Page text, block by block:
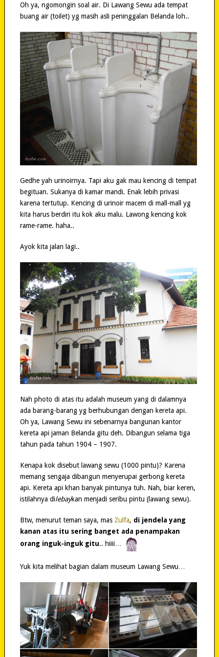
Oh ya, ngomongin soal air. Di Lawang Sewu ada tempat
buang air (toilet) yg masih asli peninggalan Belanda loh..
Gedhe yah urinoirnya. Tapi aku gak mau kencing di tempat
begituan. Sukanya di kamar mandi. Enak lebih privasi
karena tertutup. Kencing di urinoir macem di mall-mall yg
kita harus berdiri itu kok aku malu. Lawong kencing kok
rame-rame. haha..
Ayok kita jalan lagi..
Nah photo di atas itu adalah museum yang di dalamnya
ada barang-barang yg berhubungan dengan kereta api.
Oh ya, Lawang Sewu ini sebenarnya bangunan kantor
kereta api jaman Belanda gitu deh. Dibangun selama tiga
tahun pada tahun 1904 – 1907.
Kenapa kok disebut lawang sewu (1000 pintu)? Karena
memang sengaja dibangun menyerupai gerbong kereta
api. Kereta api khan banyak pintunya tuh. Nah, biar keren,
istilahnya dilebaykan menjadi seribu pintu (lawang sewu).
Btw, menurut teman saya, mas Zulfa, di jendela yang
kanan atas itu sering banget ada penampakan
orang inguk-inguk gitu.. hiiii…
Yuk kita melihat bagian dalam museum Lawang Sewu…